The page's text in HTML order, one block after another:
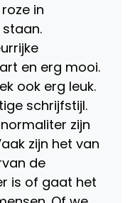
in
staan.
en erg mooi.
ook erg leuk.
schrijfstijl.
zijn
zijn het van
de
is of gaat het